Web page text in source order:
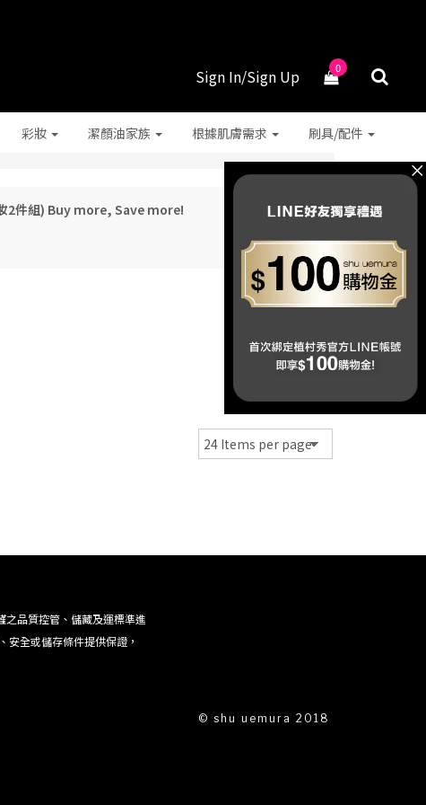
Sign In/Sign Up 0
彩妝 潔顏油家族 根據肌膚需求
刷具/配件
件組) Buy more, Save more!
之品質控管、儲藏及運標準進
安全或儲存條件提供保證，
© shu uemura 2018